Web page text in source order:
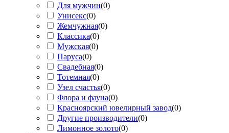
Для мужчин(0)
Унисекс(0)
Жемчужная(0)
Классика(0)
Мужская(0)
Паруса(0)
Свадебная(0)
Тотемная(0)
Узел счастья(0)
Флора и фауна(0)
Красноярский ювелирный завод(0)
Другие производители(0)
Лимонное золото(0)